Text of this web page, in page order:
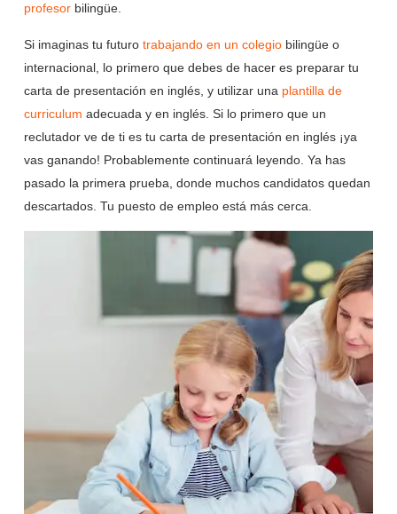
profesorbilingüe.
Si imaginas tu futuro trabajando en un colegiobilingüe o
internacional, lo primero que debes de hacer es preparar tu
carta de presentación en inglés, y utilizar una plantilla de
curriculum adecuada y en inglés. Si lo primero que un
reclutador ve de ti es tu carta de presentación en inglés ¡ya
vas ganando! Probablemente continuará leyendo. Ya has
pasado la primera prueba, donde muchos candidatos quedan
descartados. Tu puesto de empleo está más cerca.